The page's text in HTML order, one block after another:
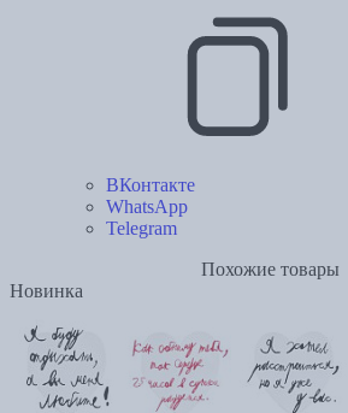
ВКонтакте
WhatsApp
Telegram
Похожие товары
Новинка